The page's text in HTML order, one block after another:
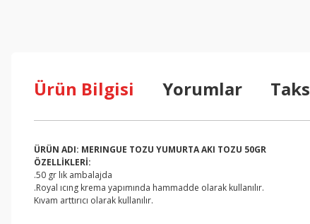
Ürün Bilgisi Yorumlar
ÜRÜN ADI: MERINGUE TOZU YUMURTA AKI TOZU 50GR
ÖZELLİKLERİ:
.50 gr lık ambalajda
.Royal ıcıng krema yapımında hammadde olarak kullanılır.
Kıvam arttırıcı olarak kullanılır.